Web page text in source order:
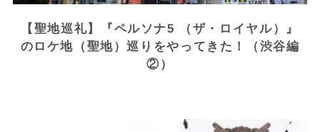
【聖地巡礼】『ペルソナ5 （ザ・ロイヤル）』
のロケ地（聖地）巡りをやってきた！（渋谷編
②）